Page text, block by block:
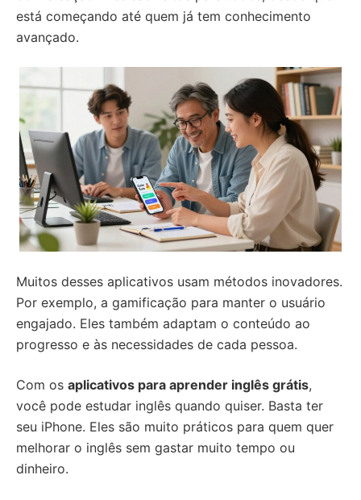
está começando até quem já tem conhecimento
avançado.
Muitos desses aplicativos usam métodos inovadores.
Por exemplo, a gamificação para manter o usuário
engajado. Eles também adaptam o conteúdo ao
progresso e às necessidades de cada pessoa.
Com os aplicativos para aprender inglês grátis,
você pode estudar inglês quando quiser. Basta ter
seu iPhone. Eles são muito práticos para quem quer
melhorar o inglês sem gastar muito tempo ou
dinheiro.